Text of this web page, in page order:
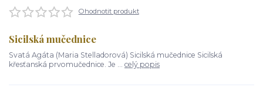
Ohodnotit produkt
Sicilská mučednice
Svatá Agáta (Maria Stelladorová) Sicilská mučednice Sicilská
křesťanská prvomučednice. Je ... celý popis